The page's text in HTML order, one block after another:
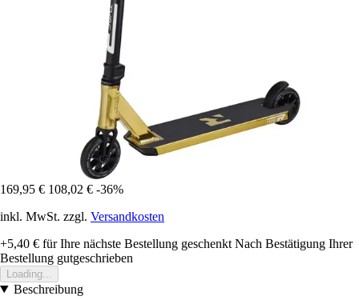
169,95 € 108,02 € -36%
inkl. MwSt. zzgl. Versandkosten
+5,40 € für Ihre nächste Bestellung geschenkt Nach Bestätigung Ihrer
Bestellung gutgeschrieben
Loading...
Beschreibung